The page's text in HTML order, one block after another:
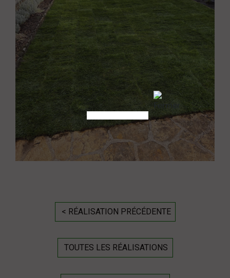
< RÉALISATION PRÉCÉDENTE
TOUTES LES RÉALISATIONS